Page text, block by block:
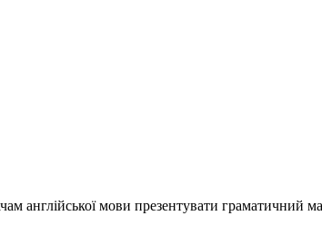
англійської мови презентувати граматичний